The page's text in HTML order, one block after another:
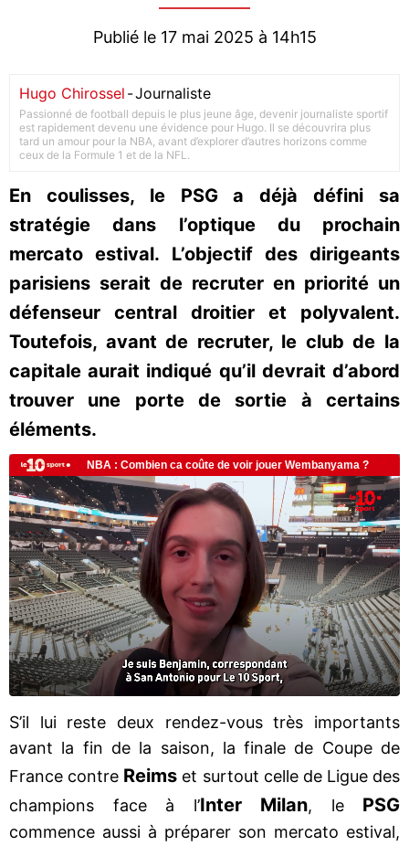
Publié le 17 mai 2025 à 14h15
Hugo Chirossel -Journaliste
Passionné de football depuis le plus jeune âge, devenir journaliste sportif
est rapidement devenu une évidence pour Hugo. Il se découvrira plus
tard un amour pour la NBA, avant d’explorer d’autres horizons comme
ceux de la Formule 1 et de la NFL.
En coulisses, le PSG a déjà défini sa
stratégie dans l’optique du prochain
mercato estival. L’objectif des dirigeants
parisiens serait de recruter en priorité un
défenseur central droitier et polyvalent.
Toutefois, avant de recruter, le club de la
capitale aurait indiqué qu’il devrait d’abord
trouver une porte de sortie à certains
éléments.
S’il lui reste deux rendez-vous très importants
avant la fin de la saison, la finale de Coupe de
France contre Reims et surtout celle de Ligue des
champions face à l’Inter Milan, le PSG
commence aussi à préparer son mercato estival,